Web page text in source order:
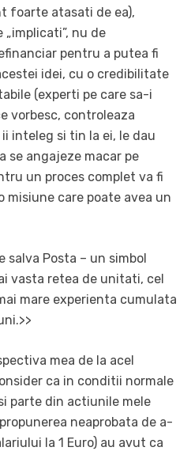
foarte atasati de ea),
nu de
pentru a putea fi
idei, cu o credibilitate
(experti pe care sa-i
vorbesc, controleaza
inteleg si tin la ei, le dau
se angajeze macar pe
un proces complet va fi
misiune care poate avea un
salva Posta – un simbol
vasta retea de unitati, cel
mare experienta cumulata
mea de la acel
ca in conditii normale
parte din actiunile mele
neaprobata de a-
la 1 Euro) au avut ca